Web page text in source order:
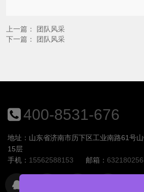
上一篇： 团队风采
下一篇： 团队风采
400-8531-676
地址：山东省济南市历下区工业南路61号
15层
手机： 15562588153 邮箱：